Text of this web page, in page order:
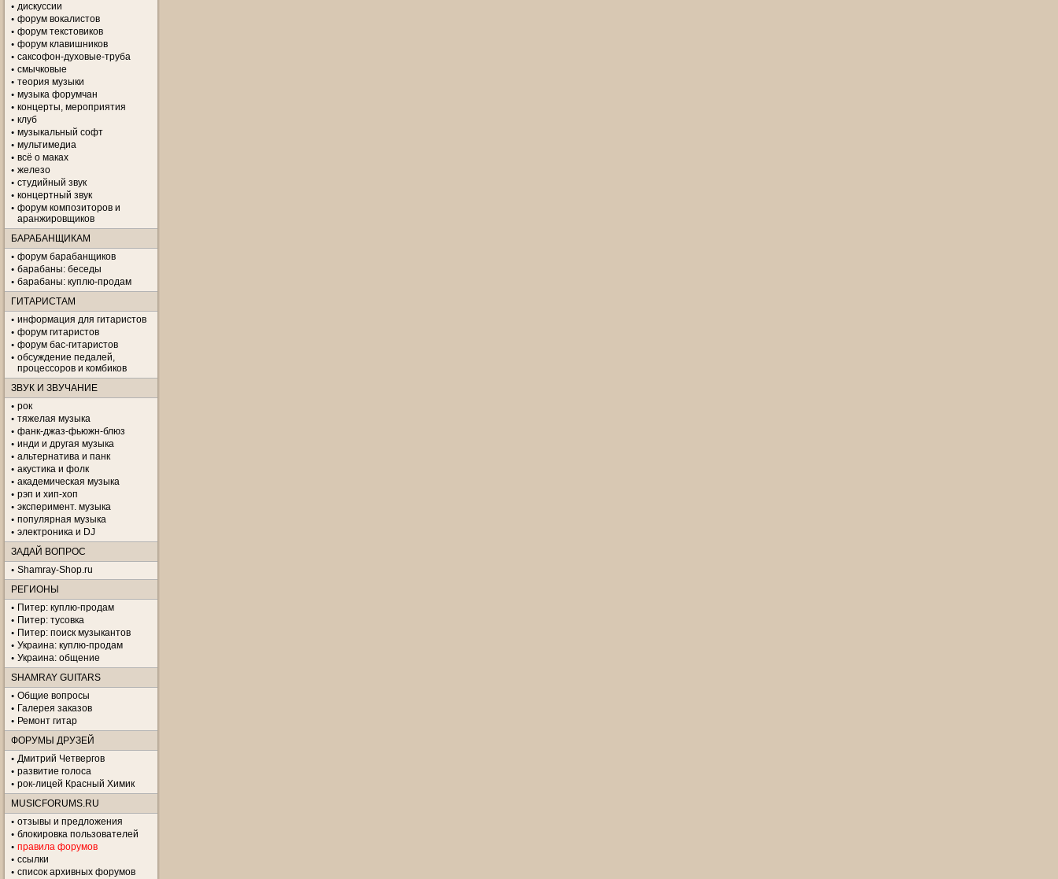
дискуссии
форум вокалистов
форум текстовиков
форум клавишников
саксофон-духовые-труба
смычковые
теория музыки
музыка форумчан
концерты, мероприятия
клуб
музыкальный софт
мультимедиа
всё о маках
железо
студийный звук
концертный звук
форум композиторов и
аранжировщиков
БАРАБАНЩИКАМ
форум барабанщиков
барабаны: беседы
барабаны: куплю-продам
ГИТАРИСТАМ
информация для гитаристов
форум гитаристов
форум бас-гитаристов
обсуждение педалей,
процессоров и комбиков
ЗВУК И ЗВУЧАНИЕ
рок
тяжелая музыка
фанк-джаз-фьюжн-блюз
инди и другая музыка
альтернатива и панк
акустика и фолк
академическая музыка
рэп и хип-хоп
эксперимент. музыка
популярная музыка
электроника и DJ
ЗАДАЙ ВОПРОС
Shamray-Shop.ru
РЕГИОНЫ
Питер: куплю-продам
Питер: тусовка
Питер: поиск музыкантов
Украина: куплю-продам
Украина: общение
SHAMRAY GUITARS
Общие вопросы
Галерея заказов
Ремонт гитар
ФОРУМЫ ДРУЗЕЙ
Дмитрий Четвергов
развитие голоса
рок-лицей Красный Химик
MUSICFORUMS.RU
отзывы и предложения
блокировка пользователей
правила форумов
ссылки
список архивных форумов